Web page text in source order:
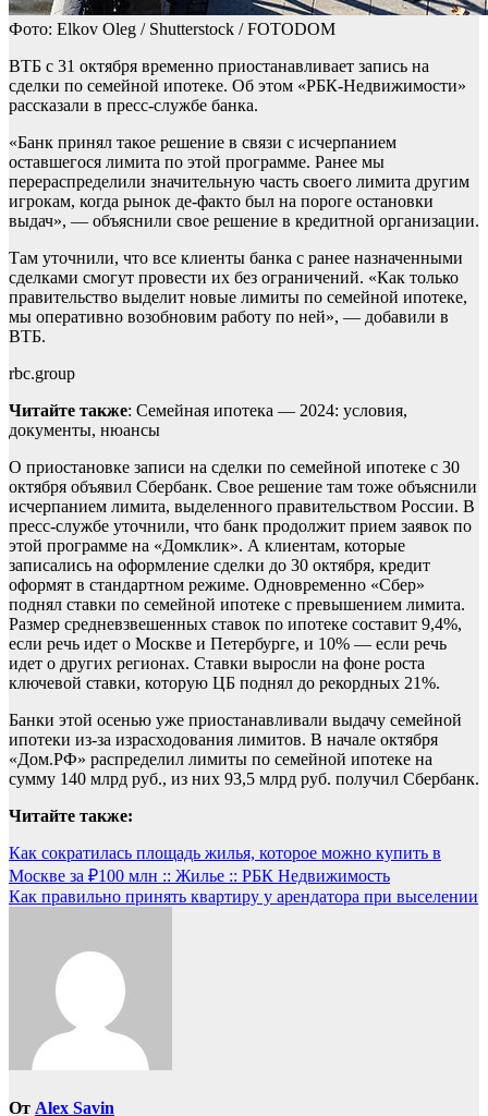
Фото: Elkov Oleg / Shutterstock / FOTODOM
ВТБ с 31 октября временно приостанавливает запись на
сделки по семейной ипотеке. Об этом «РБК-Недвижимости»
рассказали в пресс-службе банка.
«Банк принял такое решение в связи с исчерпанием
оставшегося лимита по этой программе. Ранее мы
перераспределили значительную часть своего лимита другим
игрокам, когда рынок де-факто был на пороге остановки
выдач», — объяснили свое решение в кредитной организации.
Там уточнили, что все клиенты банка с ранее назначенными
сделками смогут провести их без ограничений. «Как только
правительство выделит новые лимиты по семейной ипотеке,
мы оперативно возобновим работу по ней», — добавили в
ВТБ.
rbc.group
Читайте также: Семейная ипотека — 2024: условия,
документы, нюансы
О приостановке записи на сделки по семейной ипотеке с 30
октября объявил Сбербанк. Свое решение там тоже объяснили
исчерпанием лимита, выделенного правительством России. В
пресс-службе уточнили, что банк продолжит прием заявок по
этой программе на «Домклик». А клиентам, которые
записались на оформление сделки до 30 октября, кредит
оформят в стандартном режиме. Одновременно «Сбер»
поднял ставки по семейной ипотеке с превышением лимита.
Размер средневзвешенных ставок по ипотеке составит 9,4%,
если речь идет о Москве и Петербурге, и 10% — если речь
идет о других регионах. Ставки выросли на фоне роста
ключевой ставки, которую ЦБ поднял до рекордных 21%.
Банки этой осенью уже приостанавливали выдачу семейной
ипотеки из-за израсходования лимитов. В начале октября
«Дом.РФ» распределил лимиты по семейной ипотеке на
сумму 140 млрд руб., из них 93,5 млрд руб. получил Сбербанк.
Читайте также:
Навигация
по
записям
Как сократилась площадь жилья, которое можно купить в
Москве за ₽100 млн :: Жилье :: РБК Недвижимость
Как правильно принять квартиру у арендатора при выселении
От Alex Savin